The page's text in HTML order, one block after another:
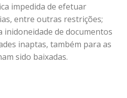
impedida de efetuar
entre outras restrições;
inidoneidade de documentos
inaptas, também para as
sido baixadas.